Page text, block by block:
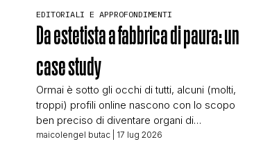
EDITORIALI E APPROFONDIMENTI
Da estetista a fabbrica di paura: un
case study
Ormai è sotto gli occhi di tutti, alcuni (molti,
troppi) profili online nascono con lo scopo
ben preciso di diventare organi di
propaganda e disinformazione. Molti sono
maicolengel butac | 17 lug 2026